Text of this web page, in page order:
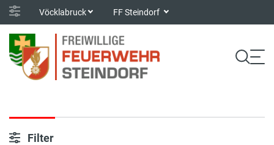
Vöcklabruck FF Steindorf
Filter